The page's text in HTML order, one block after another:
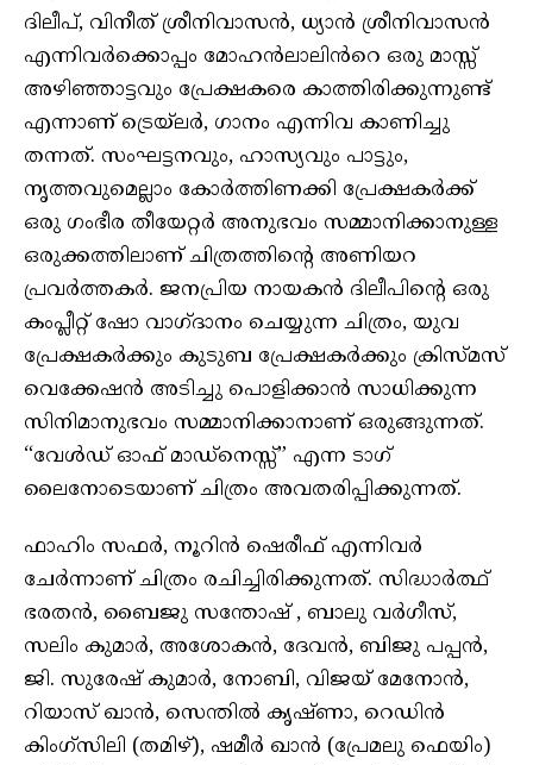
ദിലീപ്, വിനീത് ശ്രീനിവാസൻ, ധ്യാൻ ശ്രീനിവാസൻ
എന്നിവർക്കൊപ്പം മോഹൻലാലിൻറെ ഒരു മാസ്സ്
അഴിഞ്ഞാട്ടവും പ്രേക്ഷകരെ കാത്തിരിക്കുന്നുണ്ട്
എന്നാണ് ട്രെയ്‌ലർ, ഗാനം എന്നിവ കാണിച്ചു
തന്നത്. സംഘട്ടനവും, ഹാസ്യവും പാട്ടും,
നൃത്തവുമെല്ലാം കോർത്തിണക്കി പ്രേക്ഷകർക്ക്
ഒരു ഗംഭീര തീയേറ്റർ അനുഭവം സമ്മാനിക്കാനുള്ള
ഒരുക്കത്തിലാണ് ചിത്രത്തിൻ്റെ അണിയറ
പ്രവർത്തകർ. ജനപ്രിയ നായകൻ ദിലീപിന്റെ ഒരു
കംപ്ലീറ്റ് ഷോ വാഗ്ദാനം ചെയ്യുന്ന ചിത്രം, യുവ
പ്രേക്ഷകർക്കും കുടുബ പ്രേക്ഷകർക്കും ക്രിസ്മസ്
വെക്കേഷൻ അടിച്ചു പൊളിക്കാൻ സാധിക്കുന്ന
സിനിമാനുഭവം സമ്മാനിക്കാനാണ് ഒരുങ്ങുന്നത്.
“വേൾഡ് ഓഫ് മാഡ്‌നെസ്സ്” എന്ന ടാഗ്
ലൈനോടെയാണ് ചിത്രം അവതരിപ്പിക്കുന്നത്.
ഫാഹിം സഫർ, നൂറിൻ ഷെരീഫ് എന്നിവർ
ചേർന്നാണ് ചിത്രം രചിച്ചിരിക്കുന്നത്. സിദ്ധാർത്ഥ്
ഭരതൻ, ബൈജു സന്തോഷ് , ബാലു വർഗീസ്,
സലിം കുമാർ, അശോകൻ, ദേവൻ, ബിജു പപ്പൻ,
ജി. സുരേഷ് കുമാർ, നോബി, വിജയ് മേനോൻ,
റിയാസ് ഖാൻ, സെന്തിൽ കൃഷ്ണാ, റെഡിൻ
കിംഗ്സിലി (തമിഴ്), ഷമീർ ഖാൻ (പ്രേമലു ഫെയിം)